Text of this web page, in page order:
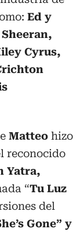
Ed y
Cyrus,
Matteo hizo
reconocido
Yatra,
“Tu Luz
del
Gone” y